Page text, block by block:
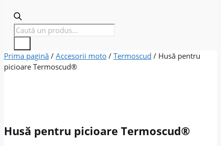
Products
search
Prima pagină / Accesorii moto / Termoscud / Husă pentru
picioare Termoscud®
Husă pentru picioare Termoscud®